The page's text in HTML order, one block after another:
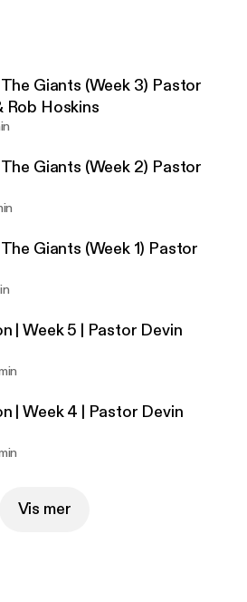
Giants (Week 3) Pastor
Rob Hoskins
Giants (Week 2) Pastor
Giants (Week 1) Pastor
| Week 5 | Pastor Devin
| Week 4 | Pastor Devin
Vis mer